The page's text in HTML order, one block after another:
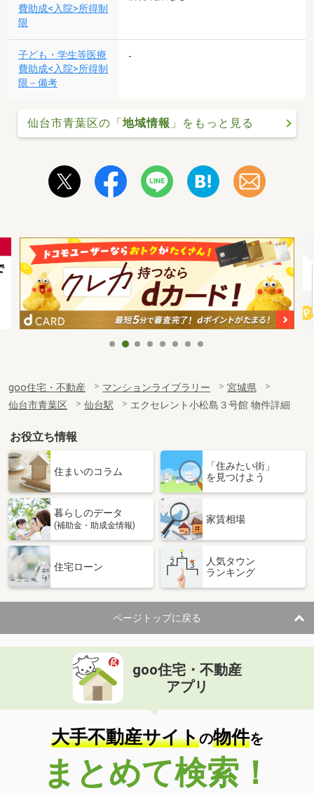
費助成<入院>所得制
限
子ども・学生等医療
費助成<入院>所得制
限－備考
-
仙台市青葉区の「地域情報 」をもっと見る
goo住宅・不動産 マンションライブラリー
宮城県
仙台市青葉区
仙台駅 エクセレント小松島３号館 物件詳細
お役立ち情報
住まいのコラム
「住みたい街」
を見つけよう
暮らしのデータ
(補助金・助成金情報)
家賃相場
住宅ローン
人気タウン
ランキング
ページトップに戻る
goo住宅・不動産
アプリ
大手不動産サイトの物件を
まとめて検索！